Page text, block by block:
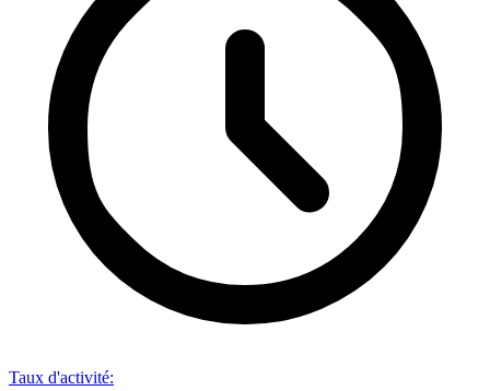
Taux d'activité: